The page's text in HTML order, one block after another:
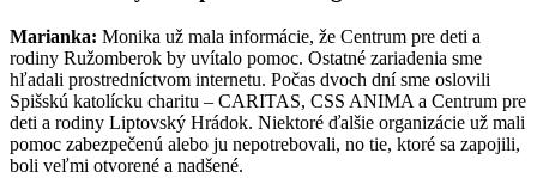
Marianka: Monika už mala informácie, že Centrum pre deti a
rodiny Ružomberok by uvítalo pomoc. Ostatné zariadenia sme
hľadali prostredníctvom internetu. Počas dvoch dní sme oslovili
Spišskú katolícku charitu – CARITAS, CSS ANIMA a Centrum pre
deti a rodiny Liptovský Hrádok. Niektoré ďalšie organizácie už mali
pomoc zabezpečenú alebo ju nepotrebovali, no tie, ktoré sa zapojili,
boli veľmi otvorené a nadšené.